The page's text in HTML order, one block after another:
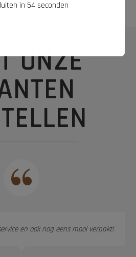
ONZE
en ook nog eens mooi verpakt!
in 53seconden